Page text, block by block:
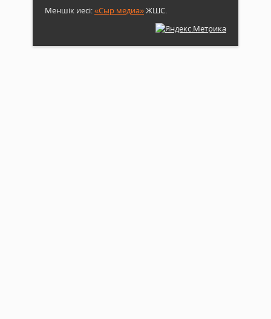
Меншік иесі:«Сыр медиа»ЖШС.